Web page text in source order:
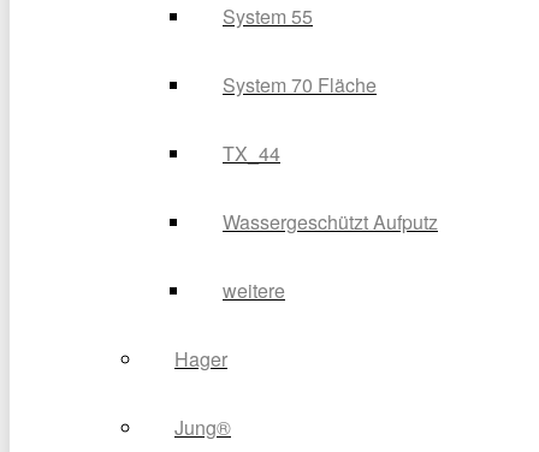
System 55
System 70 Fläche
TX_44
Wassergeschützt Aufputz
weitere
Hager
Jung®